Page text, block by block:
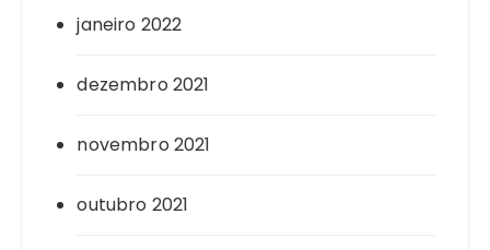
janeiro 2022
dezembro 2021
novembro 2021
outubro 2021